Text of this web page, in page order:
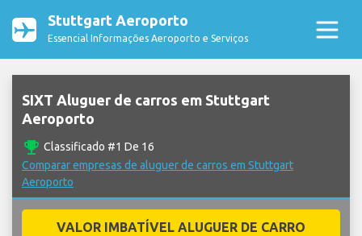
Stuttgart Aeroporto
Essencial Informações Aeroporto e Serviços
SIXT Aluguer de carros em Stuttgart
Aeroporto
emoji_events Classificado #1 De 16
Comparar empresas de aluguer de carros em Stuttgart
Aeroporto
VALOR IMBATÍVEL ALUGUER DE CARRO